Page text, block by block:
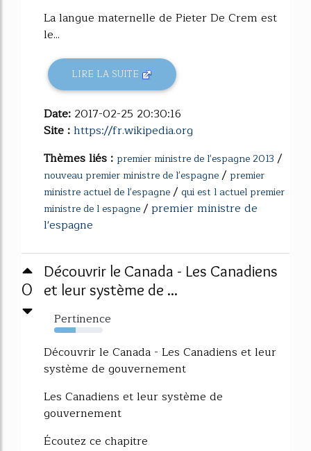
La langue maternelle de Pieter De Crem est
le...
LIRE LA SUITE
Date: 2017-02-25 20:30:16
Site :https://fr.wikipedia.org
Thèmes liés : premier ministre de l'espagne 2013 /
nouveau premier ministre de l'espagne/ premier
ministre actuel de l'espagne/ qui est l actuel premier
ministre de l espagne/premier ministre de
l'espagne
0
Découvrir le Canada - Les Canadiens
et leur système de ...
Pertinence
44%
Découvrir le Canada - Les Canadiens et leur
système de gouvernement
Les Canadiens et leur système de
gouvernement
Écoutez ce chapitre